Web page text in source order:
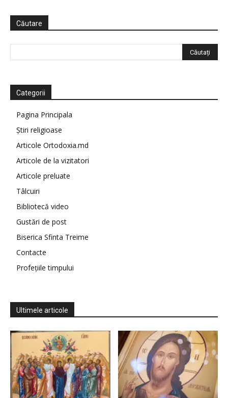
Căutare
Categorii
Pagina Principala
Știri religioase
Articole Ortodoxia.md
Articole de la vizitatori
Articole preluate
Tâlcuiri
Bibliotecă video
Gustări de post
Biserica Sfinta Treime
Contacte
Profețiile timpului
Ultimele articole